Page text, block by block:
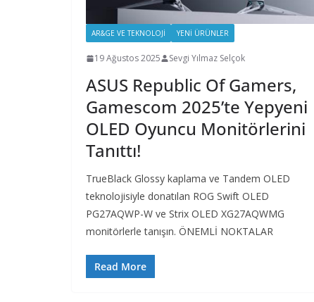
AR&GE VE TEKNOLOJI YENI ÜRÜNLER
19 Ağustos 2025 Sevgi Yılmaz Selçok
ASUS Republic Of Gamers,
Gamescom 2025’te Yepyeni
OLED Oyuncu Monitörlerini
Tanıttı!
TrueBlack Glossy kaplama ve Tandem OLED
teknolojisiyle donatılan ROG Swift OLED
PG27AQWP-W ve Strix OLED XG27AQWMG
monitörlerle tanışın. ÖNEMLİ NOKTALAR
Read More